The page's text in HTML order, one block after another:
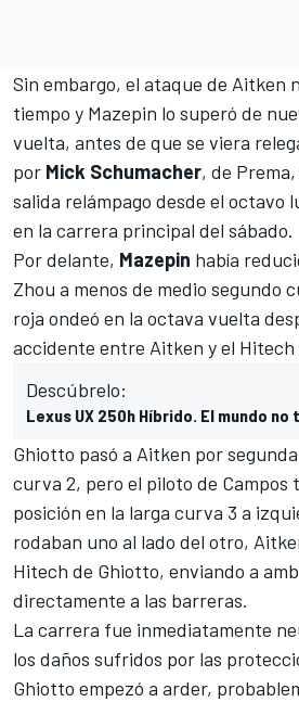
Sin embargo, el ataque de Aitken
tiempo y Mazepin lo superó de
vuelta, antes de que se viera
por Mick Schumacher, de Prema
salida relámpago desde el octavo
en la carrera principal del sábado.
Por delante, Mazepin había
Zhou a menos de medio segundo
roja ondeó en la octava vuelta
accidente entre Aitken y el Hitech
Descúbrelo:
Lexus UX 250h Híbrido. El mundo
Ghiotto pasó a Aitken por
curva 2, pero el piloto de
posición en la larga curva 3 a
rodaban uno al lado del otro,
Hitech de Ghiotto, enviando a
directamente a las barreras.
La carrera fue inmediatamente
los daños sufridos por las
Ghiotto empezó a arder,